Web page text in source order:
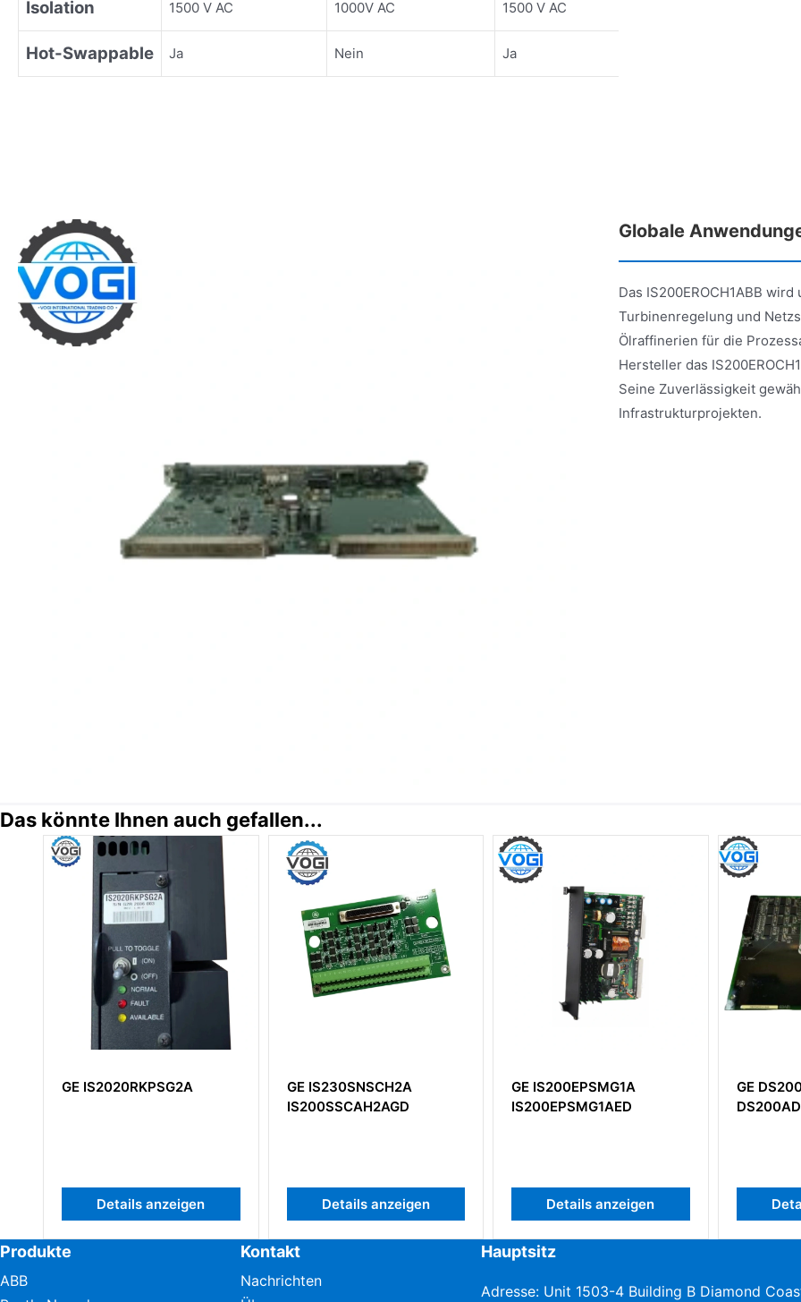
Isolation 1500 V AC 1000V AC 1500 V AC
Hot-Swappable Ja Nein Ja
Globale
Das IS200EROCH1ABB
Turbinenregelung und
Ölraffinerien für die
Hersteller das
Seine Zuverlässigkeit
Infrastrukturprojekten.
Das könnte Ihnen auch gefallen...
GE IS230SNSCH2A
Details anzeigen
GE IS200EPSMG1A
IS200EPSMG1AED
Details anzeigen
GE DS200ADGIH1A
DS200ADGIH1AAA
Details anzeigen
GE
Turbine
Produkte
ABB
Kontakt
Nachrichten
Hauptsitz
Adresse: Unit 1503-4 Building B Diamond